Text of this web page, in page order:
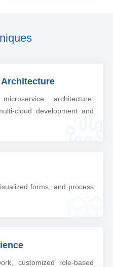
Architecture
architecture:
cloud development and
forms, and process
customized role-based